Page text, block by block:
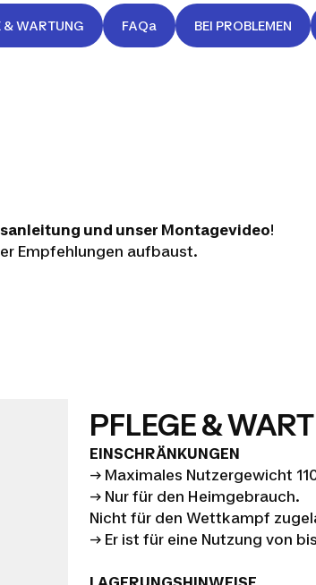
& WARTUNG FAQa BEI PROBLEMEN
und unser Montagevideo!
Empfehlungen aufbaust.
PFLEGE &
EINSCHRÄNKUNGEN
→ Maximales Nutzergewicht
→ Nur für den Heimgebrauch.
Nicht für den Wettkampf
→ Er ist für eine Nutzung von